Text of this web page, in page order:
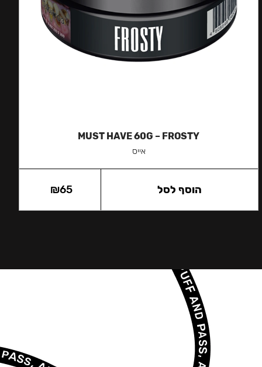
MUST HAVE 60G – FROSTY
אייס
₪65 הוסף לסל